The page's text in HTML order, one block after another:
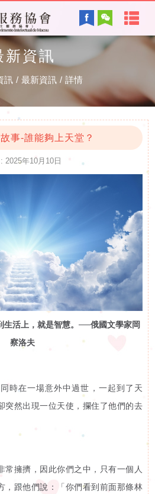
新資訊
訊 / 最新資訊 / 詳情
事-誰能夠上天堂？
2025年10月10日
生活上，就是智慧。──俄國文學家岡
察洛夫
時在一場意外中過世，一起到了天
突然出現一位天使，攔住了他們的去
常擁擠，因此你們之中，只有一個人
，跟他們說：「你們看到前面那條林